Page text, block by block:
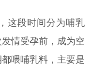
这段时间分为哺乳
情受孕前，成为空
喂哺乳料，主要是